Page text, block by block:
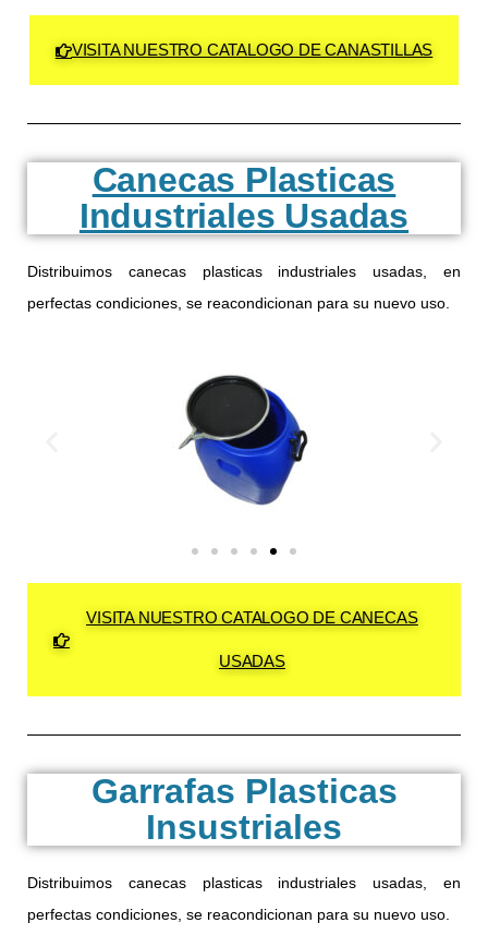
VISITA NUESTRO CATALOGO DE CANASTILLAS
Canecas Plasticas
Industriales Usadas
Distribuimos canecas plasticas industriales usadas, en
perfectas condiciones, se reacondicionan para su nuevo uso.
VISITA NUESTRO CATALOGO DE CANECAS
USADAS
Garrafas Plasticas
Insustriales
Distribuimos canecas plasticas industriales usadas, en
perfectas condiciones, se reacondicionan para su nuevo uso.